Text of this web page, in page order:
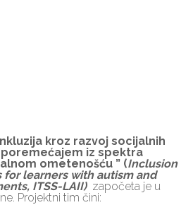
kroz razvoj socijalnih
iz spektra
ometenošću ” (Inclusion
for learners with autism and
ITSS-LAII)započeta je u
Projektni tim čini: